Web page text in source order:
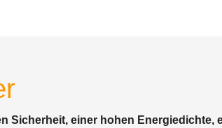
Sicherheit, einer hohen Energiedichte,